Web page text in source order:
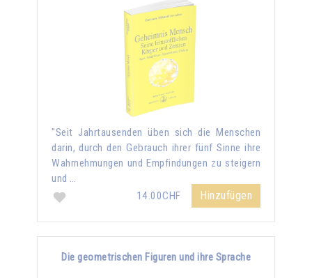
"Seit Jahrtausenden üben sich die Menschen
darin, durch den Gebrauch ihrer fünf Sinne ihre
Wahrnehmungen und Empfindungen zu steigern
und …
14.00CHF
Hinzufügen
Die geometrischen Figuren und ihre Sprache